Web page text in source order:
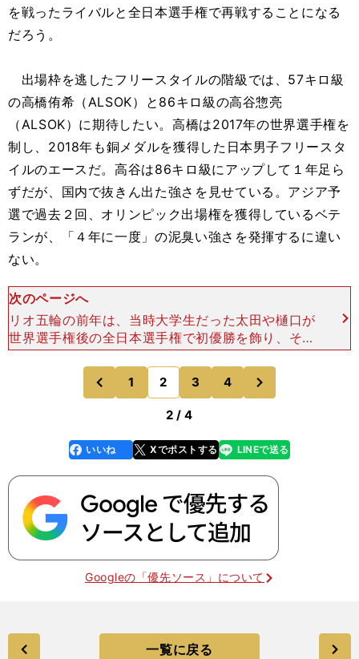
を戦ったライバルと全日本選手権で再戦することになる
だろう。
出場枠を逃したフリースタイルの階級では、57キロ級
の高橋侑希（ALSOK）と86キロ級の高谷惣亮
（ALSOK）に期待したい。高橋は2017年の世界選手権を
制し、2018年も銅メダルを獲得した日本男子フリースタ
イルのエースだ。高谷は86キロ級にアップして１年足ら
ずだが、国内で抜きん出た強さを見せている。アジア予
選で過去２回、オリンピック出場権を獲得しているベテ
ランが、「４年に一度」の泥臭い強さを発揮するに違い
ない。
次のページへ
リオ五輪の前年は、当時大学生だった太田や樋口が
世界選手権後の全日本選手権で初優勝を飾り、その
勢いのままアジア予選を突破した。怖いもの知らず
の若さと、他国から研究されていないアドバンテー
ジを最大限に駆使
前
のページへ
1 2 3 4
のページへ
2 / 4
faceboo
k
いいね Xでポストする
line LINEで送る
Googleの「優先ソース」について
一覧に戻る